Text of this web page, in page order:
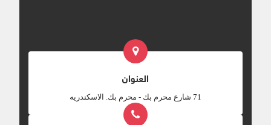
العنوان
‎71 شارع محرم بك - محرم بك. الاسكندريه